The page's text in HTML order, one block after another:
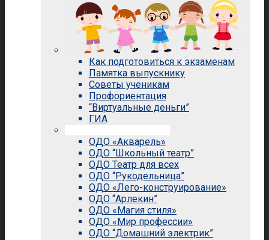
Как подготовиться к экзаменам
Памятка выпускнику
Советы ученикам
Профориентация
“Виртуальные деньги”
ГИА
ОДО «Акварель»
ОДО “Школьный театр”
ОДО Театр для всех
ОДО “Рукодельница”
ОДО «Лего-конструирование»
ОДО “Арлекин”
ОДО «Магия стиля»
ОДО «Мир профессии»
ОДО “Домашний электрик”